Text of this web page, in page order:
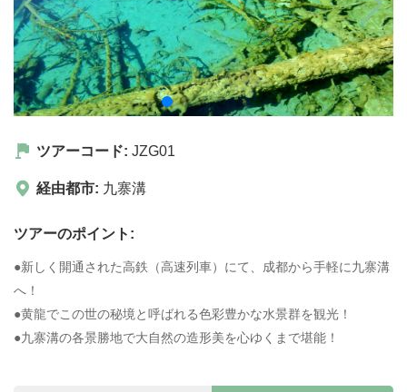
ツアーコード: JZG01
経由都市: 九寨溝
ツアーのポイント:
●新しく開通された高鉄（高速列車）にて、成都から手軽に九寨溝
へ！
●黄龍でこの世の秘境と呼ばれる色彩豊かな水景群を観光！
●九寨溝の各景勝地で大自然の造形美を心ゆくまで堪能！